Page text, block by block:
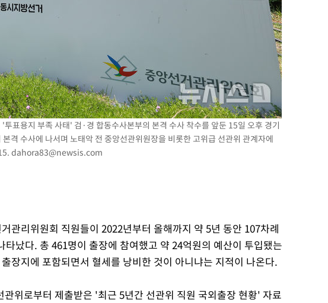
표용지 부족 사태' 검·경 합동수사본부의 본격 수사 착수를 앞둔 15일 오후 경기
격 수사에 나서며 노태악 전 중앙선관위원장을 비롯한 고위급 선관위 관계자에
dahora83@newsis.com
관리위원회 직원들이 2022년부터 올해까지 약 5년 동안 107차례
타났다. 총 461명이 출장에 참여했고 약 24억원의 예산이 투입됐는
장지에 포함되면서 혈세를 낭비한 것이 아니냐는 지적이 나온다.
위로부터 제출받은 '최근 5년간 선관위 직원 국외출장 현황' 자료